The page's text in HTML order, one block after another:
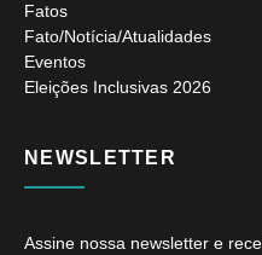
Fatos
Fato/Notícia/Atualidades
Eventos
Eleições Inclusivas 2026
NEWSLETTER
Assine nossa newsletter e